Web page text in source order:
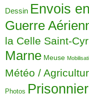
Dessin Envois
Guerre
la Celle Saint-Cyr
Marne Meuse
Météo /
Photos Prisonnier